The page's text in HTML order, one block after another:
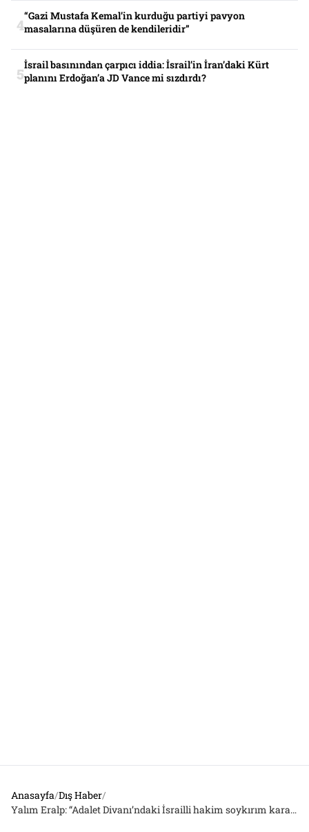
“Gazi Mustafa Kemal’in kurduğu partiyi pavyon
masalarına düşüren de kendileridir”
İsrail basınından çarpıcı iddia: İsrail’in İran’daki Kürt
planını Erdoğan’a JD Vance mi sızdırdı?
Anasayfa/Dış Haber/
Yalım Eralp: “Adalet Divanı’ndaki İsrailli hakim soykırım kararının çıkacağını anlayınca istifa etti”